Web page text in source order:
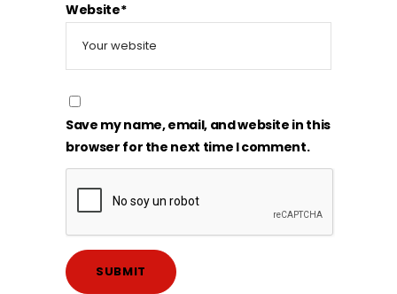
Website*
Save my name, email, and website in this
browser for the next time I comment.